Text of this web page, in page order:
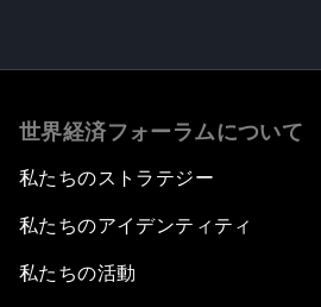
世界経済フォーラムについて
私たちのストラテジー
私たちのアイデンティティ
私たちの活動